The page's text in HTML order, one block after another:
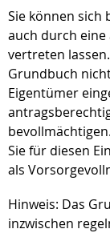
Sie können sich
auch durch
vertreten
Grundbuch
Eigentümer
Sie für diesen
als
Hinweis: Das
inzwischen